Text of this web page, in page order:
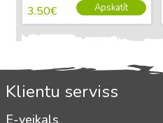
3.50€ Apskatīt
Klientu serviss
E-veikals